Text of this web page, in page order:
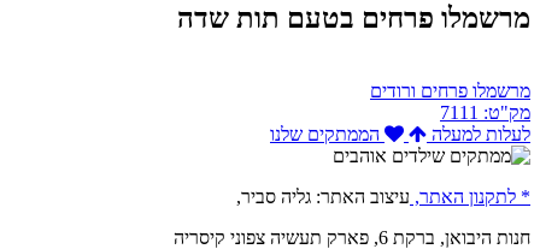
מרשמלו פרחים בטעם תות שדה
מרשמלו פרחים ורודים
מק"ט: 7111
לעלות למעלה
הממתקים שלנו
* לתקנון האתר, עיצוב האתר: גליה סביר,
חנות היבואן, ברקת 6, פארק תעשיה צפוני קיסריה